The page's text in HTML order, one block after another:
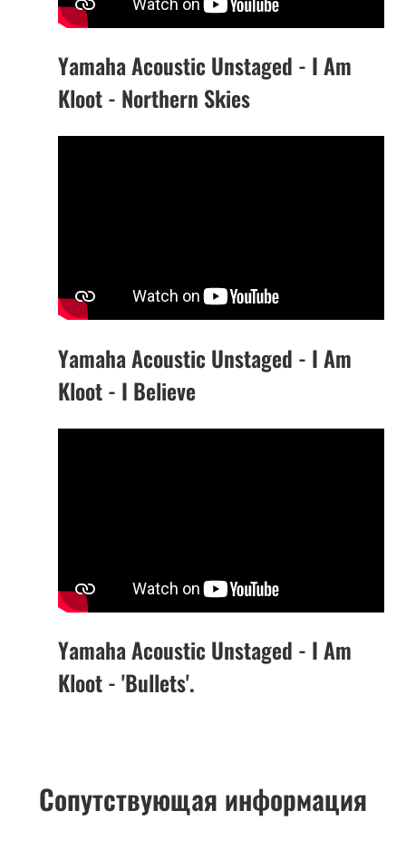
Yamaha Acoustic Unstaged - I Am
Kloot - Northern Skies
Yamaha Acoustic Unstaged - I Am
Kloot - I Believe
Yamaha Acoustic Unstaged - I Am
Kloot - 'Bullets'.
Сопутствующая информация